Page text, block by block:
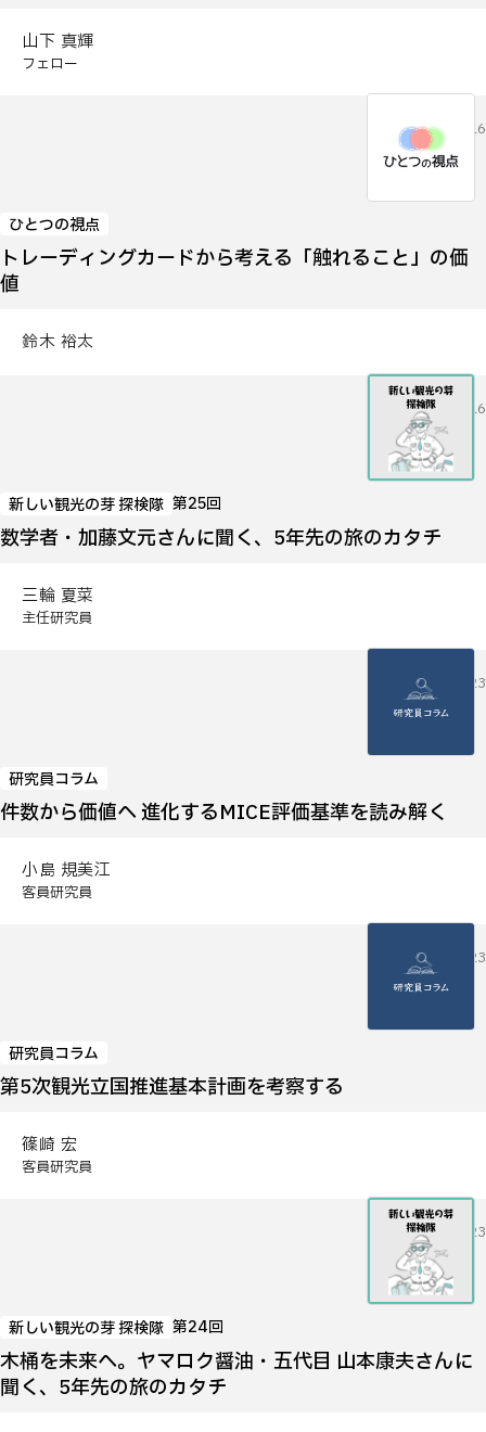
山下 真輝
フェロー
2026.07.16
ひとつの視点
トレーディングカードから考える「触れること」の価
値
鈴木 裕太
2026.07.16
新しい観光の芽 探検隊 第25回
数学者・加藤文元さんに聞く、5年先の旅のカタチ
三輪 夏菜
主任研究員
2026.06.23
研究員コラム
件数から価値へ ─進化するMICE評価基準を読み解く
小島 規美江
客員研究員
2026.06.23
研究員コラム
第5次観光立国推進基本計画を考察する
篠崎 宏
客員研究員
2026.06.23
新しい観光の芽 探検隊 第24回
木桶を未来へ。ヤマロク醤油・五代目 山本康夫さんに
聞く、5年先の旅のカタチ